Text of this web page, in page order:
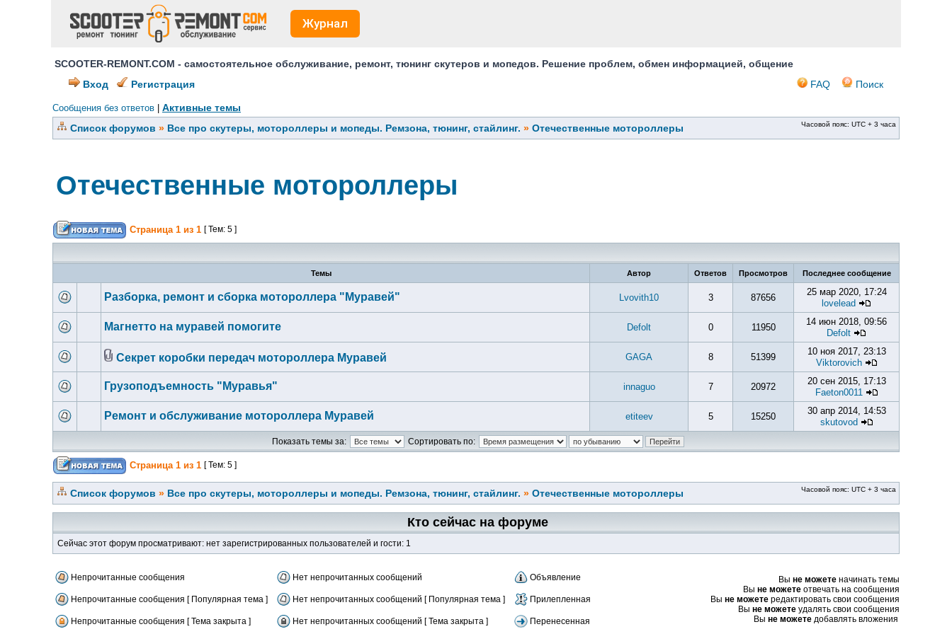
Журнал
SCOOTER-REMONT.COM - самостоятельное обслуживание, ремонт, тюнинг скутеров и мопедов. Решение проблем, обмен информацией, общение
Вход
Регистрация FAQ Поиск
Сообщения без ответов
Активные темы
Список форумов » Все про скутеры, мотороллеры и мопеды. Ремзона, тюнинг, стайлинг. » Отечественные мотороллеры Часовой пояс: UTC + 3 часа
Отечественные мотороллеры
Страница 1 из 1 [ Тем: 5 ]
Темы Автор Ответов Просмотров Последнее сообщение
Разборка, ремонт и сборка мотороллера "Муравей" Lvovith10 3 87656
25 мар 2020, 17:24
lovelead
Магнетто на муравей помогите Defolt 0 11950
14 июн 2018, 09:56
Defolt
Секрет коробки передач мотороллера Муравей GAGA 8 51399
10 ноя 2017, 23:13
Viktorovich
Грузоподъемность "Муравья" innaguo 7 20972
20 сен 2015, 17:13
Faeton0011
Ремонт и обслуживание мотороллера Муравей etiteev 5 15250
30 апр 2014, 14:53
skutovod
Показать темы за: Сортировать по:
Страница 1 из 1 [ Тем: 5 ]
Список форумов » Все про скутеры, мотороллеры и мопеды. Ремзона, тюнинг, стайлинг. » Отечественные мотороллеры Часовой пояс: UTC + 3 часа
Кто сейчас на форуме
Сейчас этот форум просматривают: нет зарегистрированных пользователей и гости: 1
Непрочитанные сообщения Нет непрочитанных сообщений Объявление
Непрочитанные сообщения [ Популярная тема ] Нет непрочитанных сообщений [ Популярная тема ] Прилепленная
Непрочитанные сообщения [ Тема закрыта ] Нет непрочитанных сообщений [ Тема закрыта ] Перенесенная
Вы не можете начинать темы
Вы не можете отвечать на сообщения
Вы не можете редактировать свои сообщения
Вы не можете удалять свои сообщения
Вы не можете добавлять вложения